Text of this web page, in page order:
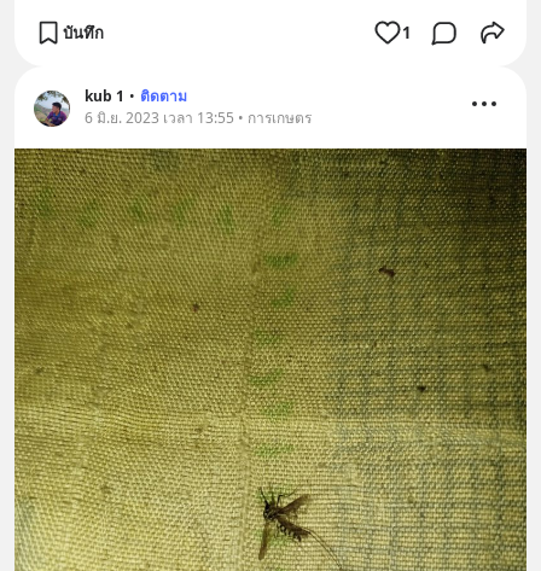
บันทึก 1
kub 1 • ติดตาม
6 มิ.ย. 2023 เวลา 13:55 • การเกษตร